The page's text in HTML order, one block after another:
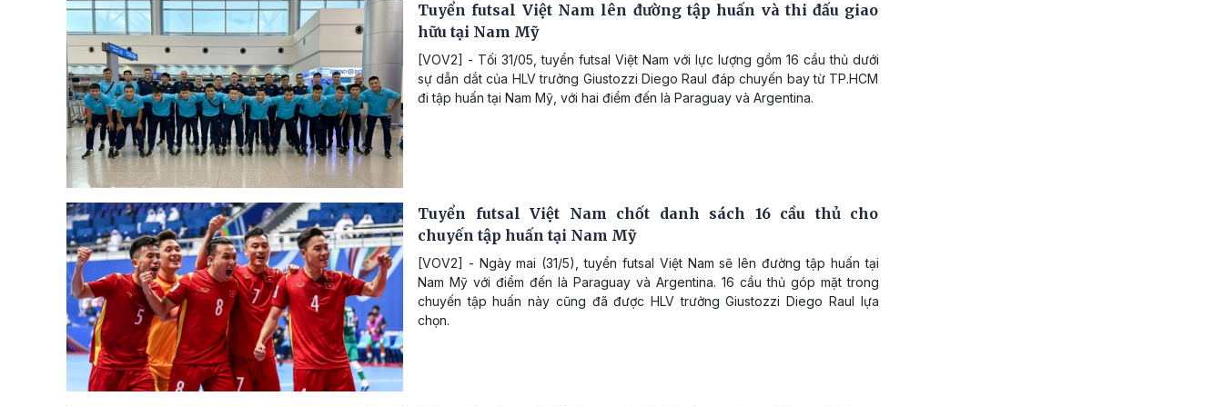
Tuyển futsal Việt Nam lên đường tập huấn và thi đấu giao
hữu tại Nam Mỹ
[VOV2] - Tối 31/05, tuyển futsal Việt Nam với lực lượng gồm 16 cầu thủ dưới
sự dẫn dắt của HLV trưởng Giustozzi Diego Raul đáp chuyến bay từ TP.HCM
đi tập huấn tại Nam Mỹ, với hai điểm đến là Paraguay và Argentina.
Tuyển futsal Việt Nam chốt danh sách 16 cầu thủ cho
chuyến tập huấn tại Nam Mỹ
[VOV2] - Ngày mai (31/5), tuyển futsal Việt Nam sẽ lên đường tập huấn tại
Nam Mỹ với điểm đến là Paraguay và Argentina. 16 cầu thủ góp mặt trong
chuyến tập huấn này cũng đã được HLV trưởng Giustozzi Diego Raul lựa
chọn.